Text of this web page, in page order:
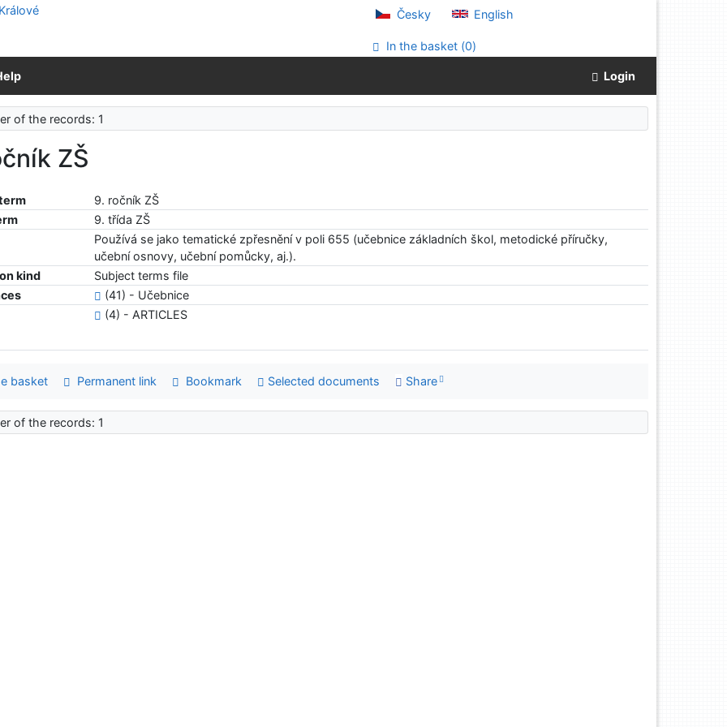
Česky English
In the basket (0)
Login
of the records: 1
ZŠ
9. ročník ZŠ
9. třída ZŠ
Používá se jako tematické zpřesnění v poli 655 (učebnice základních škol, metodické příručky,
učební osnovy, učební pomůcky, aj.).
kind
Subject terms file
(41) - Učebnice
(4) - ARTICLES
basket Permanent link Bookmark Selected documents Share
of the records: 1